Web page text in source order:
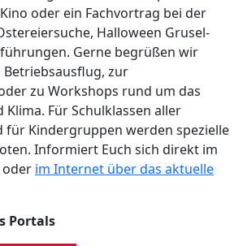
oder ein Fachvortrag bei der
Halloween Grusel-
Gerne begrüßen wir
Betriebsausflug, zur
zu Workshops rund um das
Für Schulklassen aller
für Kindergruppen werden spezielle
Informiert Euch sich direkt im
oder im Internet über das aktuelle
Portals